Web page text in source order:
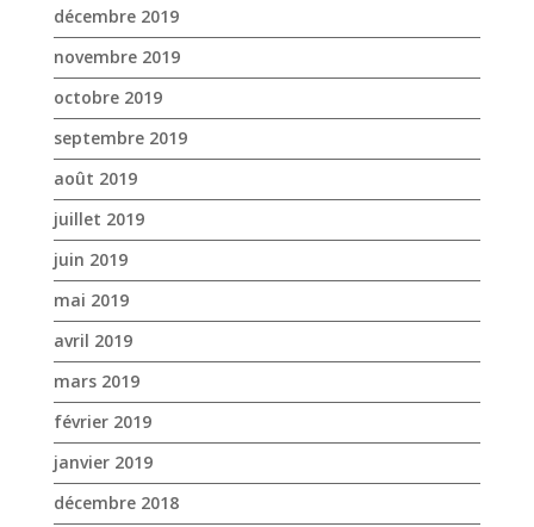
décembre 2019
novembre 2019
octobre 2019
septembre 2019
août 2019
juillet 2019
juin 2019
mai 2019
avril 2019
mars 2019
février 2019
janvier 2019
décembre 2018